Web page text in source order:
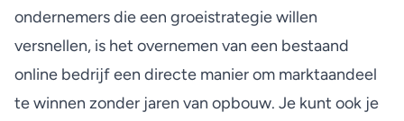
ondernemers die een groeistrategie willen
versnellen, is het overnemen van een bestaand
online bedrijf een directe manier om marktaandeel
te winnen zonder jaren van opbouw. Je kunt ook je